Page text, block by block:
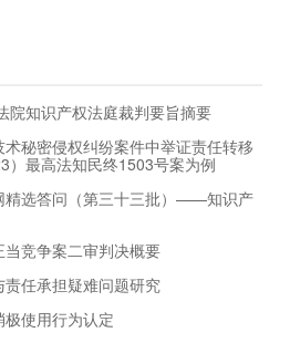
院知识产权法庭裁判要旨摘要
秘密侵权纠纷案件中举证责任转移
最高法知民终1503号案为例
精选答问（第三十三批）——知识产
竞争案二审判决概要
任承担疑难问题研究
使用行为认定